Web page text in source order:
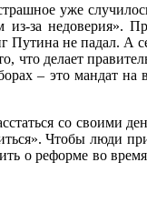
уже
из-за недоверия».
не падал. А
делает
– это мандат на
со своими
Чтобы люди
о реформе во